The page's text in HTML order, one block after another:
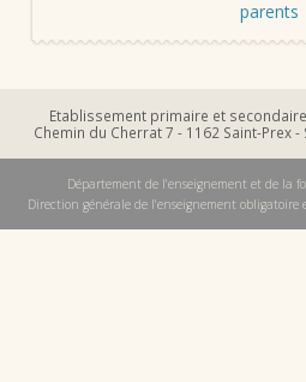
parents
Etablissement primaire et
Chemin du Cherrat 7 - 1162 Saint-Prex
Département de l'enseignement et de la
Direction générale de l'enseignement obligatoire